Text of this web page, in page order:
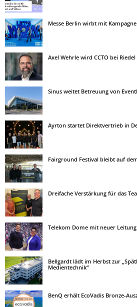
Messe Berlin wirbt mit
Axel Wehrle wird CCTO bei
Sinus weitet Betreuung von
Ayrton startet Direktvertrieb in
Fairground Festival bleibt auf
Dreifache Verstärkung für das
Telekom Dome mit neuer
Bellgardt lädt im Herbst zur
Medientechnik“
BenQ erhält EcoVadis Bronze-